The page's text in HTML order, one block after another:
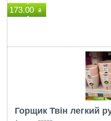
173.00 ₴
Горщик Твін легкий